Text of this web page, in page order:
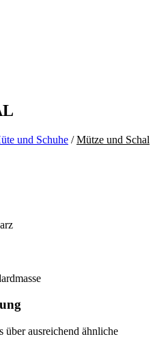
und Schuhe /Mütze und Schal
über ausreichend ähnliche